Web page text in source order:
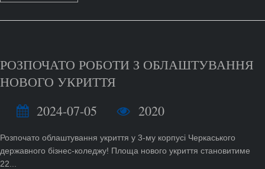
РОЗПОЧАТО РОБОТИ З ОБЛАШТУВАННЯ
НОВОГО УКРИТТЯ
2024-07-05
2020
Розпочато облаштування укриття у 3-му корпусі Черкаського
державного бізнес-коледжу! Площа нового укриття становитиме
22...